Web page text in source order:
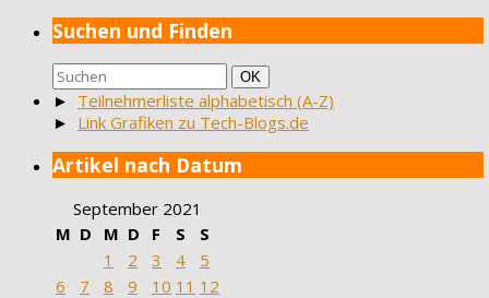
Suchen und Finden
Suchen
nach:
Suchen
OK
► Teilnehmerliste alphabetisch (A-Z)
► Link Grafiken zu Tech-Blogs.de
Artikel nach Datum
September 2021
M D M D F S
S
1
2 3 4
5
6
7 8 9 10 11 12